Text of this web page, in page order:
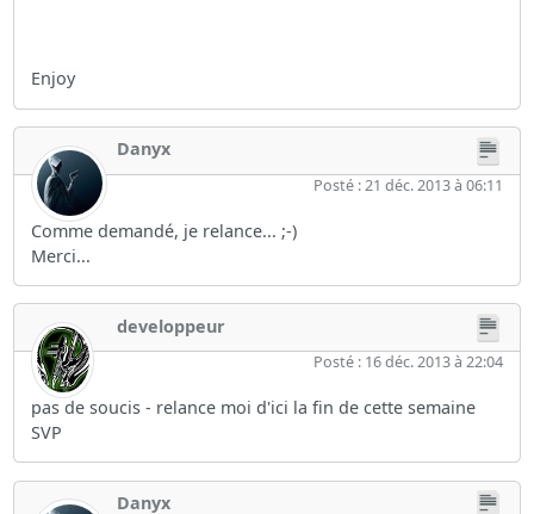
Enjoy
Danyx
Posté : 21 déc. 2013 à 06:11
Comme demandé, je relance... ;-)
Merci...
developpeur
Posté : 16 déc. 2013 à 22:04
pas de soucis - relance moi d'ici la fin de cette semaine
SVP
Danyx